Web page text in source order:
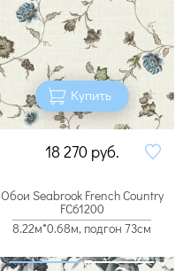
Купить
18 270 руб.
Обои Seabrook French Country
FC61200
8.22м*0.68м, подгон 73см